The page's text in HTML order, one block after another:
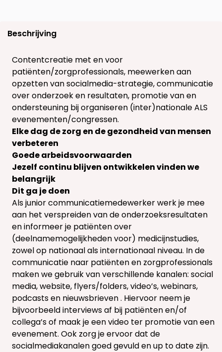
Beschrijving
Contentcreatie met en voor
patiënten/zorgprofessionals, meewerken aan
opzetten van socialmedia-strategie, communicatie
over onderzoek en resultaten, promotie van en
ondersteuning bij organiseren (inter)nationale ALS
evenementen/congressen.
Elke dag de zorg en de gezondheid van mensen
verbeteren
Goede arbeidsvoorwaarden
Jezelf continu blijven ontwikkelen vinden we
belangrijk
Dit ga je doen
Als junior communicatiemedewerker werk je mee
aan het verspreiden van de onderzoeksresultaten
en informeer je patiënten over
(deelnamemogelijkheden voor) medicijnstudies,
zowel op nationaal als internationaal niveau. In de
communicatie naar patiënten en zorgprofessionals
maken we gebruik van verschillende kanalen: social
media, website, flyers/folders, video’s, webinars,
podcasts en nieuwsbrieven . Hiervoor neem je
bijvoorbeeld interviews af bij patiënten en/of
collega’s of maak je een video ter promotie van een
evenement. Ook zorg je ervoor dat de
socialmediakanalen goed gevuld en up to date zijn.